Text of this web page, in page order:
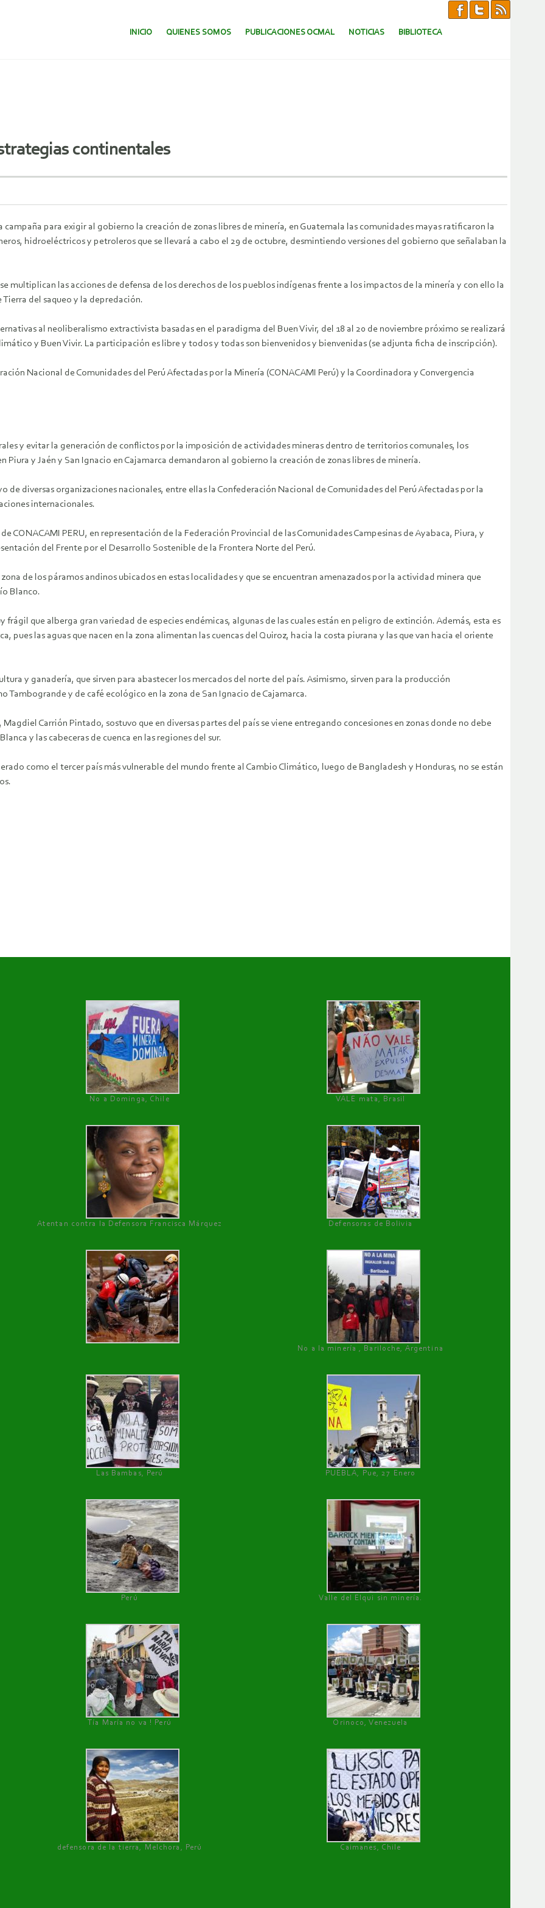
SALTAR AL CONTENIDO.
INICIO QUIENES SOMOS PUBLICACIONES OCMAL NOTICIAS BIBLIOTECA
continentales
campaña para exigir al gobierno la creación de zonas libres de minería, en Guatemala las comunidades mayas ratificaron la
hidroeléctricos y petroleros que se llevará a cabo el 29 de octubre, desmintiendo versiones del gobierno que señalaban la
multiplican las acciones de defensa de los derechos de los pueblos indígenas frente a los impactos de la minería y con ello la
del saqueo y la depredación.
al neoliberalismo extractivista basadas en el paradigma del Buen Vivir, del 18 al 20 de noviembre próximo se realizará
y Buen Vivir. La participación es libre y todos y todas son bienvenidos y bienvenidas (se adjunta ficha de inscripción).
Nacional de Comunidades del Perú Afectadas por la Minería (CONACAMI Perú) y la Coordinadora y Convergencia
y evitar la generación de conflictos por la imposición de actividades mineras dentro de territorios comunales, los
Piura y Jaén y San Ignacio en Cajamarca demandaron al gobierno la creación de zonas libres de minería.
de diversas organizaciones nacionales, entre ellas la Confederación Nacional de Comunidades del Perú Afectadas por la
internacionales.
CONACAMI PERU, en representación de la Federación Provincial de las Comunidades Campesinas de Ayabaca, Piura, y
del Frente por el Desarrollo Sostenible de la Frontera Norte del Perú.
de los páramos andinos ubicados en estas localidades y que se encuentran amenazados por la actividad minera que
Blanco.
frágil que alberga gran variedad de especies endémicas, algunas de las cuales están en peligro de extinción. Además, esta es
pues las aguas que nacen en la zona alimentan las cuencas del Quiroz, hacia la costa piurana y las que van hacia el oriente
y ganadería, que sirven para abastecer los mercados del norte del país. Asimismo, sirven para la producción
Tambogrande y de café ecológico en la zona de San Ignacio de Cajamarca.
Carrión Pintado, sostuvo que en diversas partes del país se viene entregando concesiones en zonas donde no debe
y las cabeceras de cuenca en las regiones del sur.
como el tercer país más vulnerable del mundo frente al Cambio Climático, luego de Bangladesh y Honduras, no se están
No a Dominga, Chile
VALE mata, Brasil
Atentan contra la Defensora Francisca Márquez Defensoras de Bolivia
No a la minería , Bariloche, Argentina
Las Bambas, Perú PUEBLA, Pue, 27 Enero
Perú Valle del Elqui sin minería.
Tía María no va ! Perú Orinoco, Venezuela
defensora de la tierra, Melchora, Perú Caimanes, Chile